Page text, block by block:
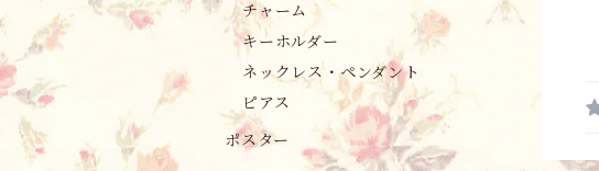
チャーム
キーホルダー
ネックレス・ペンダント
ピアス
ポスター